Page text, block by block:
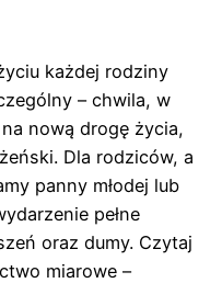
każdej rodziny
– chwila, w
nową drogę życia,
Dla rodziców, a
panny młodej lub
pełne
oraz dumy. Czytaj
miarowe –